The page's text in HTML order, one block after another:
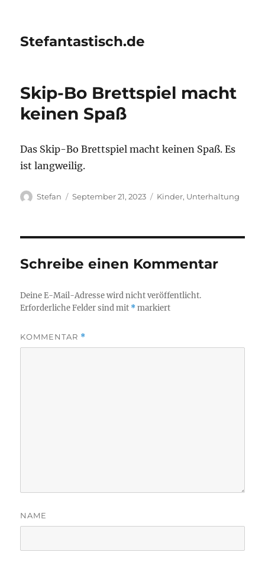
Stefantastisch.de
Skip-Bo Brettspiel macht
keinen Spaß
Das Skip-Bo Brettspiel macht keinen Spaß. Es
ist langweilig.
Autor
Stefan
Veröffentlicht
September 21, 2023 Kategorien
Kinder, Unterhaltung
Schreibe einen Kommentar
Deine E-Mail-Adresse wird nicht veröffentlicht.
Erforderliche Felder sind mit *markiert
KOMMENTAR *
NAME